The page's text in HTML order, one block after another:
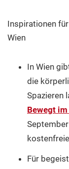
Inspirationen
Wien
In Wien
die
Spazieren
Bewegt im
Für